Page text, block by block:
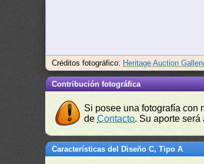
Créditos fotográfico: Heritage Auction
Contribución fotográfica
Si posee una fotografía con
deContacto. Su aporte
Características del Diseño C, Tipo A